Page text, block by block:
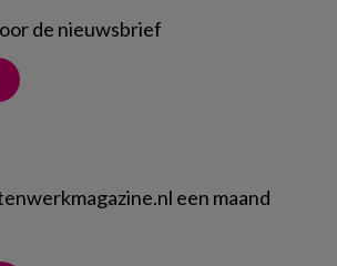
de nieuwsbrief
een maand